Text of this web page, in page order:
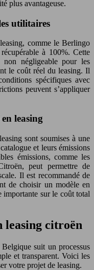
plus avantageuse.
utilitaires
comme le Berlingo
à 100%. Cette
négligeable pour les
le coût réel du leasing. Il
spécifiques avec
peuvent s’appliquer
leasing
sont soumises à une
et leurs émissions
émissions, comme les
peut permettre de
Il est recommandé de
de choisir un modèle en
importante sur le coût total
leasing citroën
suit un processus
et transparent. Voici les
votre projet de leasing.